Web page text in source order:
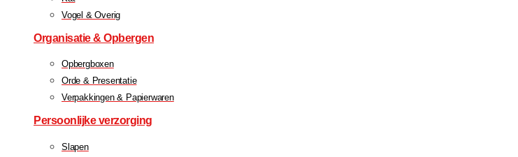
Vogel & Overig
Organisatie & Opbergen
Opbergboxen
Orde & Presentatie
Verpakkingen & Papierwaren
Persoonlijke verzorging
Slapen